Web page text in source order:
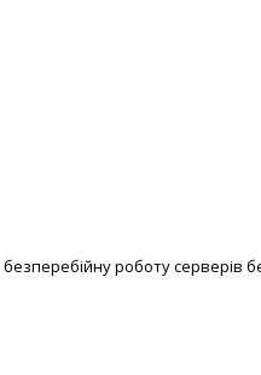
роботу серверів